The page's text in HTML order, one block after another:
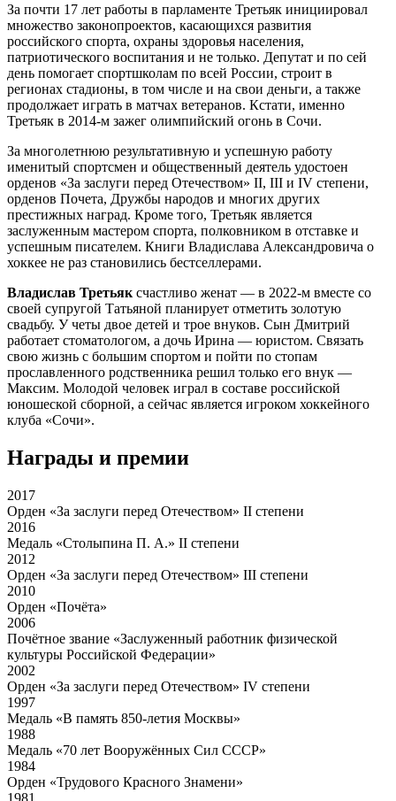
За почти 17 лет работы в парламенте Третьяк инициировал
множество законопроектов, касающихся развития
российского спорта, охраны здоровья населения,
патриотического воспитания и не только. Депутат и по сей
день помогает спортшколам по всей России, строит в
регионах стадионы, в том числе и на свои деньги, а также
продолжает играть в матчах ветеранов. Кстати, именно
Третьяк в 2014-м зажег олимпийский огонь в Сочи.
За многолетнюю результативную и успешную работу
именитый спортсмен и общественный деятель удостоен
орденов «За заслуги перед Отечеством» II, III и IV степени,
орденов Почета, Дружбы народов и многих других
престижных наград. Кроме того, Третьяк является
заслуженным мастером спорта, полковником в отставке и
успешным писателем. Книги Владислава Александровича о
хоккее не раз становились бестселлерами.
Владислав Третьяк счастливо женат — в 2022-м вместе со
своей супругой Татьяной планирует отметить золотую
свадьбу. У четы двое детей и трое внуков. Сын Дмитрий
работает стоматологом, а дочь Ирина — юристом. Связать
свою жизнь с большим спортом и пойти по стопам
прославленного родственника решил только его внук —
Максим. Молодой человек играл в составе российской
юношеской сборной, а сейчас является игроком хоккейного
клуба «Сочи».
Награды и премии
2017
Орден «За заслуги перед Отечеством» II степени
2016
Медаль «Столыпина П. А.» II степени
2012
Орден «За заслуги перед Отечеством» III степени
2010
Орден «Почёта»
2006
Почётное звание «Заслуженный работник физической
культуры Российской Федерации»
2002
Орден «За заслуги перед Отечеством» IV степени
1997
Медаль «В память 850-летия Москвы»
1988
Медаль «70 лет Вооружённых Сил СССР»
1984
Орден «Трудового Красного Знамени»
1981